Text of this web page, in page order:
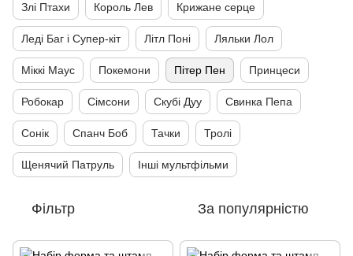
Злі Птахи Король Лев Крижане серце
Леді Баг і Супер-кіт Літл Поні Ляльки Лол
Міккі Маус Покемони Пітер Пен Принцеси
Робокар Сімсони Скубі Дуу Свинка Пепа
Сонік Спанч Боб Тачки Тролі
Щенячий Патруль Інші мультфільми
Фільтр За популярністю